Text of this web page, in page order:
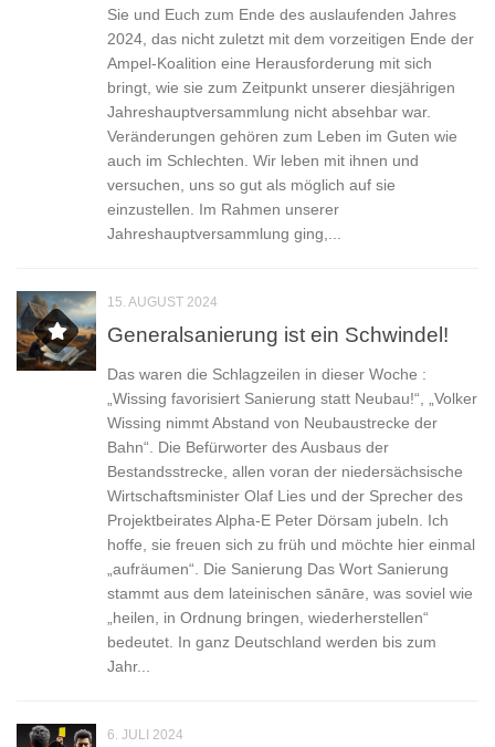
Sie und Euch zum Ende des auslaufenden Jahres
2024, das nicht zuletzt mit dem vorzeitigen Ende der
Ampel-Koalition eine Herausforderung mit sich
bringt, wie sie zum Zeitpunkt unserer diesjährigen
Jahreshauptversammlung nicht absehbar war.
Veränderungen gehören zum Leben im Guten wie
auch im Schlechten. Wir leben mit ihnen und
versuchen, uns so gut als möglich auf sie
einzustellen. Im Rahmen unserer
Jahreshauptversammlung ging,...
15. AUGUST 2024
Generalsanierung ist ein Schwindel!
Das waren die Schlagzeilen in dieser Woche :
„Wissing favorisiert Sanierung statt Neubau!“, „Volker
Wissing nimmt Abstand von Neubaustrecke der
Bahn“. Die Befürworter des Ausbaus der
Bestandsstrecke, allen voran der niedersächsische
Wirtschaftsminister Olaf Lies und der Sprecher des
Projektbeirates Alpha-E Peter Dörsam jubeln. Ich
hoffe, sie freuen sich zu früh und möchte hier einmal
„aufräumen“. Die Sanierung Das Wort Sanierung
stammt aus dem lateinischen sānāre, was soviel wie
„heilen, in Ordnung bringen, wiederherstellen“
bedeutet. In ganz Deutschland werden bis zum
Jahr...
6. JULI 2024